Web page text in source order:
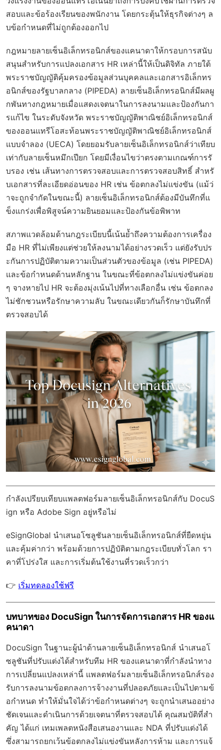
สอบและข้อร้องเรียนของพนักงาน โดยกระตุ้นให้ธุรกิจต่างๆ ล
บข้อกำหนดที่ไม่ถูกต้องออกไป
กฎหมายลายเซ็นอิเล็กทรอนิกส์ของแคนาดาให้กรอบการสนับ
สนุนสำหรับการแปลงเอกสาร HR เหล่านี้ให้เป็นดิจิทัล ภายใต้
พระราชบัญญัติคุ้มครองข้อมูลส่วนบุคคลและเอกสารอิเล็กทร
อนิกส์ของรัฐบาลกลาง (PIPEDA) ลายเซ็นอิเล็กทรอนิกส์มีผลผู
กพันทางกฎหมายเมื่อแสดงเจตนาในการลงนามและป้องกันกา
รแก้ไข ในระดับจังหวัด พระราชบัญญัติพาณิชย์อิเล็กทรอนิกส์
ของออนแทรีโอสะท้อนพระราชบัญญัติพาณิชย์อิเล็กทรอนิกส์
แบบจำลอง (UECA) โดยยอมรับลายเซ็นอิเล็กทรอนิกส์ว่าเทียบ
เท่ากับลายเซ็นหมึกเปียก โดยมีเงื่อนไขว่าตรงตามเกณฑ์การรั
บรอง เช่น เส้นทางการตรวจสอบและการตรวจสอบสิทธิ์ สำหรั
บเอกสารที่ละเอียดอ่อนของ HR เช่น ข้อตกลงไม่แข่งขัน (แม้ว่
าจะถูกจำกัดในขณะนี้) ลายเซ็นอิเล็กทรอนิกส์ต้องมีบันทึกที่แ
ข็งแกร่งเพื่อพิสูจน์ความยินยอมและป้องกันข้อพิพาท
สภาพแวดล้อมด้านกฎระเบียบนี้เน้นย้ำถึงความต้องการเครื่อง
มือ HR ที่ไม่เพียงแต่ช่วยให้ลงนามได้อย่างรวดเร็ว แต่ยังรับปร
ะกันการปฏิบัติตามความเป็นส่วนตัวของข้อมูล (เช่น PIPEDA)
และข้อกำหนดด้านหลักฐาน ในขณะที่ข้อตกลงไม่แข่งขันค่อย
ๆ จางหายไป HR จะต้องมุ่งเน้นไปที่ทางเลือกอื่น เช่น ข้อตกลง
ไม่ชักชวนหรือรักษาความลับ ในขณะเดียวกันก็รักษาบันทึกที่
ตรวจสอบได้
กำลังเปรียบเทียบแพลตฟอร์มลายเซ็นอิเล็กทรอนิกส์กับ DocuS
ign หรือ Adobe Sign อยู่หรือไม่
eSignGlobal นำเสนอโซลูชันลายเซ็นอิเล็กทรอนิกส์ที่ยืดหยุ่น
และคุ้มค่ากว่า พร้อมด้วยการปฏิบัติตามกฎระเบียบทั่วโลก รา
คาที่โปร่งใส และการเริ่มต้นใช้งานที่รวดเร็วกว่า
👉 เริ่มทดลองใช้ฟรี
บทบาทของ DocuSign ในการจัดการเอกสาร HR ของแ
คนาดา
DocuSign ในฐานะผู้นำด้านลายเซ็นอิเล็กทรอนิกส์ นำเสนอโ
ซลูชันที่ปรับแต่งได้สำหรับทีม HR ของแคนาดาที่กำลังนำทาง
การเปลี่ยนแปลงเหล่านี้ แพลตฟอร์มลายเซ็นอิเล็กทรอนิกส์รอง
รับการลงนามข้อตกลงการจ้างงานที่ปลอดภัยและเป็นไปตามข้
อกำหนด ทำให้มั่นใจได้ว่าข้อกำหนดต่างๆ จะถูกนำเสนออย่าง
ชัดเจนและดำเนินการด้วยเจตนาที่ตรวจสอบได้ คุณสมบัติที่สำ
คัญ ได้แก่ เทมเพลตหนังสือเสนองานและ NDA ที่ปรับแต่งได้
ซึ่งสามารถยกเว้นข้อตกลงไม่แข่งขันหลังการห้าม และการแจ้